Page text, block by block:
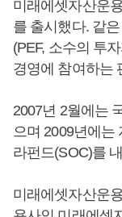
미래에셋자산운
를 출시했다. 같
(PEF, 소수의 투
경영에 참여하는
2007년 2월에는
으며 2009년에는
라펀드(SOC)를
미래에셋자산운